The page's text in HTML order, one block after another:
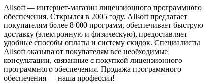
Allsoft — интернет-магазин лицензионного программного
обеспечения. Открылся в 2005 году. Allsoft предлагает
покупателям более 8 000 программ, обеспечивает быструю
доставку (электронную и физическую), предоставляет
удобные способы оплаты и систему скидок. Специалисты
Allsoft оказывают покупателям все необходимые
консультации, связанные с покупкой лицензионного
программного обеспечения. Продажа программного
обеспечения — наша профессия!